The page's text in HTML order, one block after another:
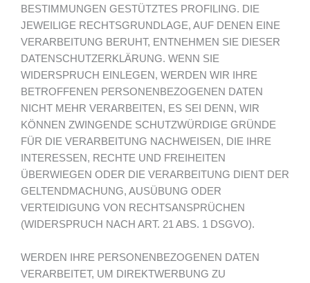
BESTIMMUNGEN GESTÜTZTES PROFILING. DIE
JEWEILIGE RECHTSGRUNDLAGE, AUF DENEN EINE
VERARBEITUNG BERUHT, ENTNEHMEN SIE DIESER
DATENSCHUTZERKLÄRUNG. WENN SIE
WIDERSPRUCH EINLEGEN, WERDEN WIR IHRE
BETROFFENEN PERSONENBEZOGENEN DATEN
NICHT MEHR VERARBEITEN, ES SEI DENN, WIR
KÖNNEN ZWINGENDE SCHUTZWÜRDIGE GRÜNDE
FÜR DIE VERARBEITUNG NACHWEISEN, DIE IHRE
INTERESSEN, RECHTE UND FREIHEITEN
ÜBERWIEGEN ODER DIE VERARBEITUNG DIENT DER
GELTENDMACHUNG, AUSÜBUNG ODER
VERTEIDIGUNG VON RECHTSANSPRÜCHEN
(WIDERSPRUCH NACH ART. 21 ABS. 1 DSGVO).
WERDEN IHRE PERSONENBEZOGENEN DATEN
VERARBEITET, UM DIREKTWERBUNG ZU